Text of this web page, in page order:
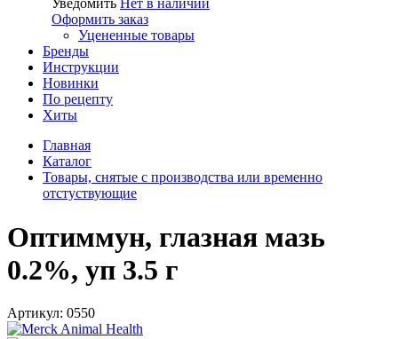
Уведомить Нет в наличии
Оформить заказ
Уцененные товары
Бренды
Инструкции
Новинки
По рецепту
Хиты
Главная
Каталог
Товары, снятые с производства или временно
отстуствующие
Оптиммун, глазная мазь
0.2%, уп 3.5 г
Артикул: 0550